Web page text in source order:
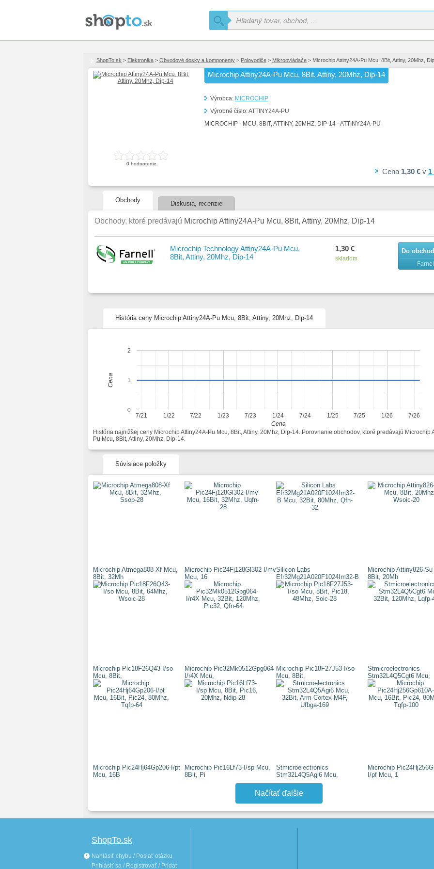
ShopTo.sk > Elektronika > Obvodové dosky a komponenty > Polovodiče > Mikroovládače > Microchip Attiny24A-Pu Mcu, 8Bit, Attiny, 20Mhz,
Microchip Attiny24A-Pu Mcu, 8Bit, Attiny, 20Mhz, Dip-14
0hodnotenie
Výrobca: MICROCHIP
Výrobné číslo:ATTINY24A-PU
MICROCHIP - MCU, 8BIT, ATTINY, 20MHZ, DIP-14 - ATTINY24A-PU
Cena 1,30 € v 1
Obchody Diskusia, recenzie
Obchody, ktoré predávajú Microchip Attiny24A-Pu Mcu, 8Bit, Attiny, 20Mhz, Dip-14
Microchip Technology Attiny24A-Pu Mcu,
8Bit, Attiny, 20Mhz, Dip-14
Do
1,30 €
skladom
História ceny Microchip Attiny24A-Pu Mcu, 8Bit, Attiny, 20Mhz, Dip-14
1/22 1/23 1/24 1/25 1/26
7/21 7/22 7/23 7/24 7/25 7/26
0
1
2
Cena
Cena
História najnižšej ceny Microchip Attiny24A-Pu Mcu, 8Bit, Attiny, 20Mhz, Dip-14. Porovnanie obchodov, ktoré predávajú Microchip
Pu Mcu, 8Bit, Attiny, 20Mhz, Dip-14.
Súvisiace položky
Microchip Atmega808-Xf Mcu,
8Bit, 32Mh
Microchip Pic24Fj128Gl302-I/mv
Mcu, 16
Silicon Labs
Efr32Mg21A020F1024Im32-B
Microchip Attiny826-
8Bit, 20Mh
Microchip Pic18F26Q43-I/so
Mcu, 8Bit,
Microchip Pic32Mk0512Gpg064-
I/r4X Mcu,
Microchip Pic18F27J53-I/so
Mcu, 8Bit,
Stmicroelectronics
Stm32L4Q5Cgt6 Mcu,
Microchip Pic24Hj64Gp206-I/pt
Mcu, 16B
Microchip Pic16Lf73-I/sp Mcu,
8Bit, Pi
Stmicroelectronics
Stm32L4Q5Agi6 Mcu,
Microchip
I/pf Mcu, 1
Načítať ďalšie
ShopTo.sk
Nahlásiť chybu / Poslať otázku
Prihlásiť sa / Registrovať / Pridat